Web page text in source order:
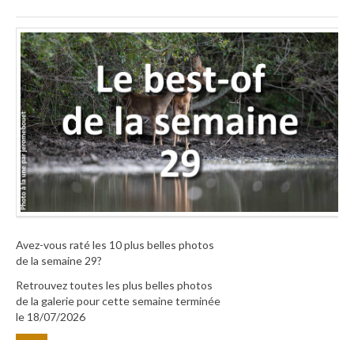
Avez-vous raté les 10 plus belles photos
de la semaine 29?
Retrouvez toutes les plus belles photos
de la galerie pour cette semaine terminée
le 18/07/2026